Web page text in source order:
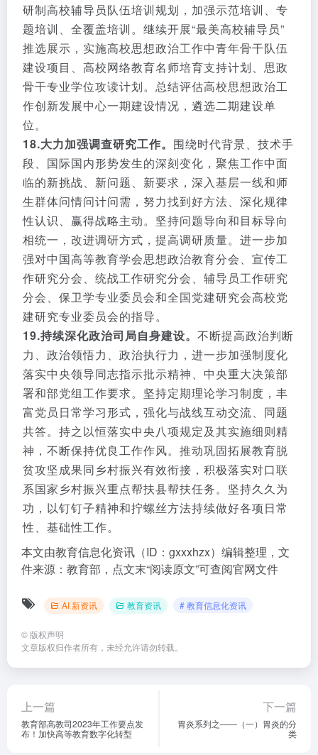
研制高校辅导员队伍培训规划，加强示范培训、专
题培训、全覆盖培训。继续开展“最美高校辅导员”
推选展示，实施高校思想政治工作中青年骨干队伍
建设项目、高校网络教育名师培育支持计划、思政
骨干专业学位攻读计划。总结评估高校思想政治工
作创新发展中心一期建设情况，遴选二期建设单
位。
18.大力加强调查研究工作。 围绕时代背景、技术手
段、国际国内形势发生的深刻变化，聚焦工作中面
临的新挑战、新问题、新要求，深入基层一线和师
生群体问情问计问需，努力找到好方法、深化规律
性认识、赢得战略主动。坚持问题导向和目标导向
相统一，改进调研方式，提高调研质量。进一步加
强对中国高等教育学会思想政治教育分会、宣传工
作研究分会、统战工作研究分会、辅导员工作研究
分会、保卫学专业委员会和全国党建研究会高校党
建研究专业委员会的指导。
19.持续深化政治司局自身建设。 不断提高政治判断
力、政治领悟力、政治执行力，进一步加强制度化
落实中央领导同志指示批示精神、中央重大决策部
署和部党组工作要求。坚持定期理论学习制度，丰
富党员日常学习形式，强化与战线互动交流、同题
共答。持之以恒落实中央八项规定及其实施细则精
神，不断保持优良工作作风。推动巩固拓展教育脱
贫攻坚成果同乡村振兴有效衔接，积极落实对口联
系国家乡村振兴重点帮扶县帮扶任务。坚持久久为
功，以钉钉子精神和拧螺丝方法持续做好各项日常
性、基础性工作。
本文由教育信息化资讯（ID：gxxxhzx）编辑整理，文
件来源：教育部，点文末“阅读原文”可查阅官网文件
AI 新资讯 教育资讯 # 教育信息化资讯
© 版权声明
文章版权归作者所有，未经允许请勿转载。
上一篇
教育部高教司2023年工作要点发
布！加快高等教育数字化转型
下一篇
胃炎系列之——（一）胃炎的分
类